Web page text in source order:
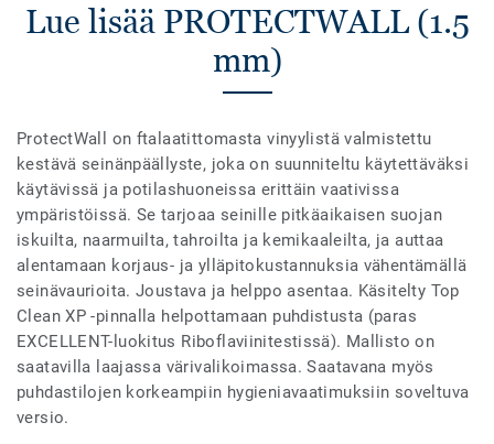
Lue lisää PROTECTWALL (1.5
mm)
ProtectWall on ftalaatittomasta vinyylistä valmistettu
kestävä seinänpäällyste, joka on suunniteltu käytettäväksi
käytävissä ja potilashuoneissa erittäin vaativissa
ympäristöissä. Se tarjoaa seinille pitkäaikaisen suojan
iskuilta, naarmuilta, tahroilta ja kemikaaleilta, ja auttaa
alentamaan korjaus- ja ylläpitokustannuksia vähentämällä
seinävaurioita. Joustava ja helppo asentaa. Käsitelty Top
Clean XP -pinnalla helpottamaan puhdistusta (paras
EXCELLENT-luokitus Riboflaviinitestissä). Mallisto on
saatavilla laajassa värivalikoimassa. Saatavana myös
puhdastilojen korkeampiin hygieniavaatimuksiin soveltuva
versio.